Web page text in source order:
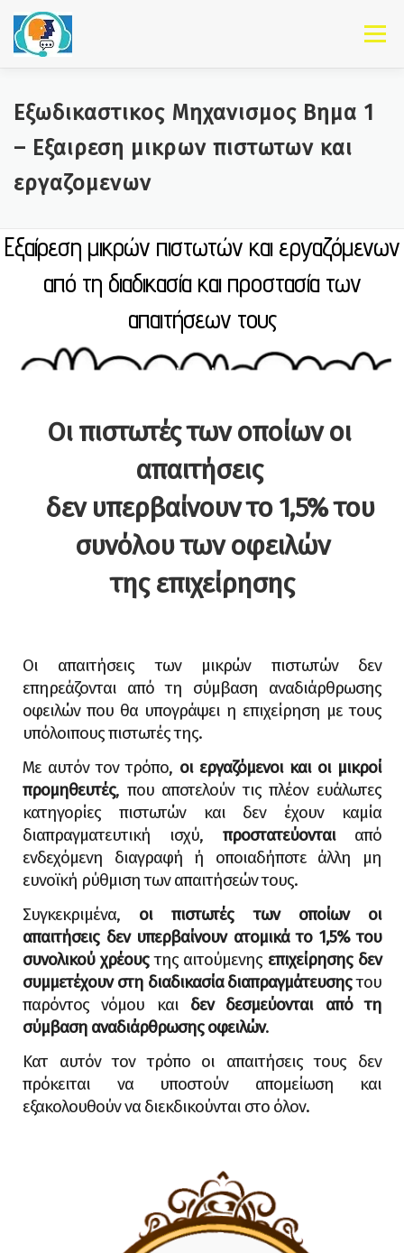
Skip to content
Menu
Εξωδικαστικος Μηχανισμος Βημα 1
– Εξαιρεση μικρων πιστωτων και
εργαζομενων
Εξαίρεση μικρών πιστωτών και εργαζόμενων
από τη διαδικασία και προστασία των
απαιτήσεων τους
"You only live once,
lick the bowl"
Οιπιστωτέςτων οποίων οι
απαιτήσεις
δεν υπερβαίνουν το 1,5% του
συνόλουτων οφειλών
της επιχείρησης
Οι απαιτήσεις των μικρών πιστωτών δεν
επηρεάζονται από τη σύμβαση αναδιάρθρωσης
οφειλών που θα υπογράψει η επιχείρηση με τους
υπόλοιπους πιστωτές της.
Με αυτόν τον τρόπο, οι εργαζόμενοι και οι μικροί
προμηθευτές, που αποτελούν τις πλέον ευάλωτες
κατηγορίες πιστωτών και δεν έχουν καμία
διαπραγματευτική ισχύ, προστατεύονταιαπό
ενδεχόμενη διαγραφή ή οποιαδήποτε άλλη μη
ευνοϊκή ρύθμιση των απαιτήσεών τους.
Συγκεκριμένα, οι πιστωτές των οποίων οι
απαιτήσεις δεν υπερβαίνουν ατομικά το 1,5% του
συνολικού χρέουςτης αιτούμενης επιχείρησης δεν
συμμετέχουν στη διαδικασία διαπραγμάτευσηςτου
παρόντος νόμου και δεν δεσμεύονται από τη
σύμβαση αναδιάρθρωσης οφειλών.
Κατ αυτόν τον τρόπο οι απαιτήσεις τους δεν
πρόκειται να υποστούν απομείωση και
εξακολουθούν να διεκδικούνται στο όλον.